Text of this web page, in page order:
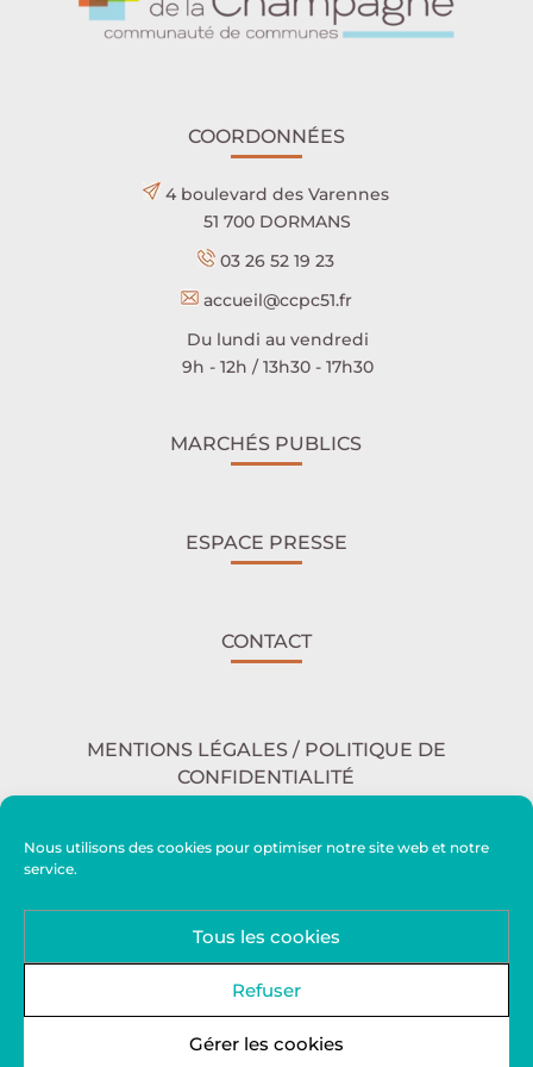
Nous utilisons des cookies pour optimiser notre site web et notre
service.
Tous les cookies
Refuser
Gérer les cookies
COORDONNÉES
4 boulevard des Varennes
51 700 DORMANS
03 26 52 19 23
accueil@ccpc51.fr
Du lundi au vendredi
9h - 12h / 13h30 - 17h30
MARCHÉS PUBLICS
ESPACE PRESSE
CONTACT
MENTIONS LÉGALES / POLITIQUE DE
CONFIDENTIALITÉ